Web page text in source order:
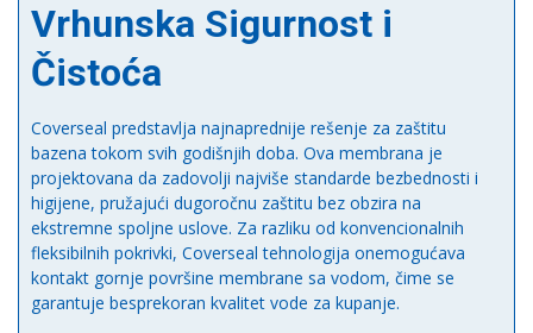
Vrhunska Sigurnost i
Čistoća
Coverseal predstavlja najnaprednije rešenje za zaštitu
bazena tokom svih godišnjih doba. Ova membrana je
projektovana da zadovolji najviše standarde bezbednosti i
higijene, pružajući dugoročnu zaštitu bez obzira na
ekstremne spoljne uslove. Za razliku od konvencionalnih
fleksibilnih pokrivki, Coverseal tehnologija onemogućava
kontakt gornje površine membrane sa vodom, čime se
garantuje besprekoran kvalitet vode za kupanje.